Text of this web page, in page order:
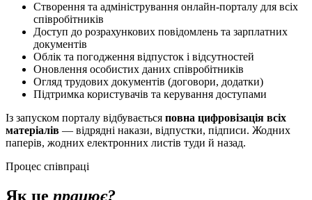
Створення та адміністрування онлайн-порталу для всіх
співробітників
Доступ до розрахункових повідомлень та зарплатних
документів
Облік та погодження відпусток і відсутностей
Оновлення особистих даних співробітників
Огляд трудових документів (договори, додатки)
Підтримка користувачів та керування доступами
Із запуском порталу відбувається повна цифровізація всіх
матеріалів — відрядні накази, відпустки, підписи. Жодних
паперів, жодних електронних листів туди й назад.
Процес співпраці
Як це працює?